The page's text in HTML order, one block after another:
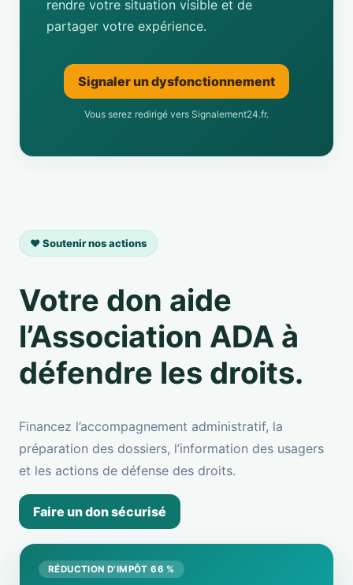
rendre votre situation visible et de
partager votre expérience.
Signaler un dysfonctionnement
Vous serez redirigé vers Signalement24.fr.
❤️ Soutenir nos actions
Votre don aide
l’Association ADA à
défendre les droits.
Financez l’accompagnement administratif, la
préparation des dossiers, l’information des usagers
et les actions de défense des droits.
Faire un don sécurisé
RÉDUCTION D’IMPÔT 66 %